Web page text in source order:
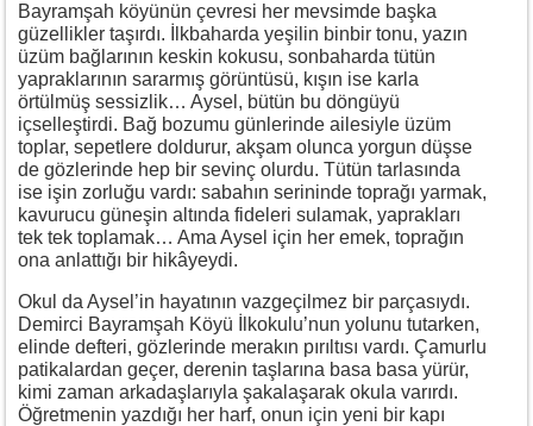
Bayramşah köyünün çevresi her mevsimde başka
güzellikler taşırdı. İlkbaharda yeşilin binbir tonu, yazın
üzüm bağlarının keskin kokusu, sonbaharda tütün
yapraklarının sararmış görüntüsü, kışın ise karla
örtülmüş sessizlik… Aysel, bütün bu döngüyü
içselleştirdi. Bağ bozumu günlerinde ailesiyle üzüm
toplar, sepetlere doldurur, akşam olunca yorgun düşse
de gözlerinde hep bir sevinç olurdu. Tütün tarlasında
ise işin zorluğu vardı: sabahın serininde toprağı yarmak,
kavurucu güneşin altında fideleri sulamak, yaprakları
tek tek toplamak… Ama Aysel için her emek, toprağın
ona anlattığı bir hikâyeydi.
Okul da Aysel’in hayatının vazgeçilmez bir parçasıydı.
Demirci Bayramşah Köyü İlkokulu’nun yolunu tutarken,
elinde defteri, gözlerinde merakın pırıltısı vardı. Çamurlu
patikalardan geçer, derenin taşlarına basa basa yürür,
kimi zaman arkadaşlarıyla şakalaşarak okula varırdı.
Öğretmenin yazdığı her harf, onun için yeni bir kapı